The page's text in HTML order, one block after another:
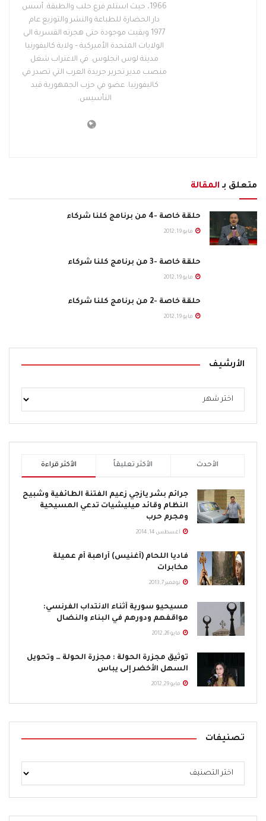
1966، حيث استلم فرع حلب والطبقة. أسس
دار الحضارة للطباعة والنشر والتوزيع عام
1977 وبقيت موجودة حتى هجرته القسرية الى
الولايات المتحدة الأميركية – ولاية كاليفورنيا
مدينة لوس انجلوس. في الاغتراب شغل
منصب مدير تحرير جريدة العرب التي تصدر في
كاليفورنيا. عضو في حزب الجمهورية قيد
التأسيس.
متعلق بـ المقالة
حلقة خاصة -4 من برنامج كلنا شركاء
مايو 19, 2012
حلقة خاصة -3 من برنامج كلنا شركاء
مايو 19, 2012
حلقة خاصة -2 من برنامج كلنا شركاء
مايو 19, 2012
الأرشيف
الأكثر قراءة الأكثر تعليقاً الأحدث
جرائم بشر يازجي زعيم الفتنة الطائفية وشبيح
النظام وقائد ميليشيات تدعي المسيحية
ومجرم حرب
أغسطس 14, 2014
فاديا اللحام (أغنيس) أراهبة أم عميلة
مخابرات
نوفمبر 7, 2013
مسيحيو سورية أثناء الانتداب الفرنسي:
مواقفهم ودورهم في البناء والنضال
مايو 26, 2012
توثيق مجزرة الحولة : مجزرة الحولة … وتحويل
السهل الأخضر إلى يباس
مايو 29, 2012
تصنيفات